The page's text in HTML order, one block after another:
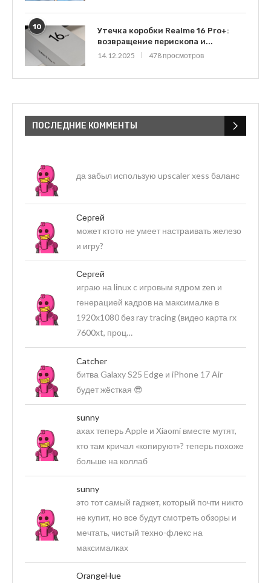
10
Утечка коробки Realme 16 Pro+:
возвращение перископа и...
14.12.2025
478 просмотров
ПОСЛЕДНИЕ КОММЕНТЫ
да забыл использую upscaler xess баланс
Сергей
может ктото не умеет настраивать железо
и игру?
Сергей
играю на linux c игровым ядром zen и
генерацией кадров на максималке в
1920х1080 без ray tracing (видео карта rx
7600xt, проц…
Catcher
битва Galaxy S25 Edge и iPhone 17 Air
будет жёсткая 😎
sunny
ахах теперь Apple и Xiaomi вместе мутят,
кто там кричал «копируют»? теперь похоже
больше на коллаб
sunny
это тот самый гаджет, который почти никто
не купит, но все будут смотреть обзоры и
мечтать, чистый техно-флекс на
максималках
OrangeHue